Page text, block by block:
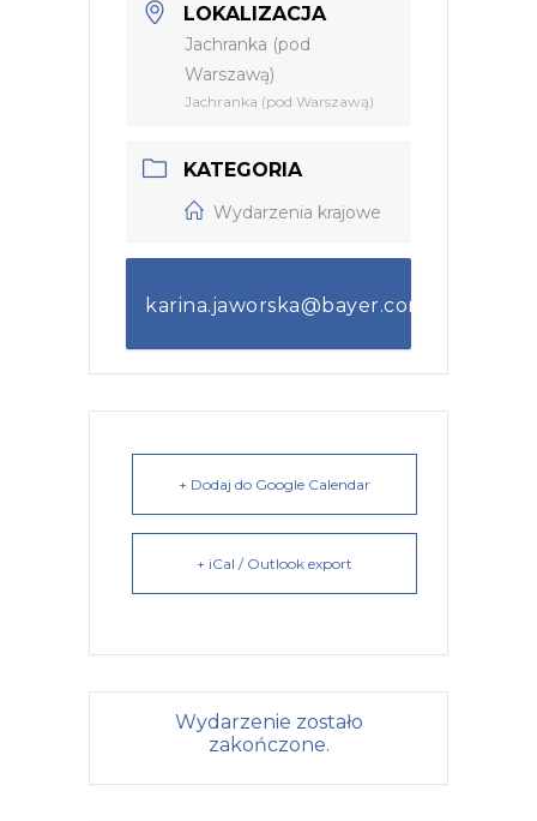
LOKALIZACJA
Jachranka (pod
Warszawą)
Jachranka (pod Warszawą)
KATEGORIA
Wydarzenia krajowe
karina.jaworska@bayer.com
+ Dodaj do Google Calendar
+ iCal / Outlook export
Wydarzenie zostało
zakończone.